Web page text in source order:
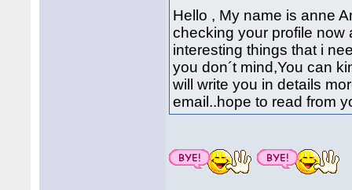
Hello , My name is anne
checking your profile now
interesting things that i
you don´t mind,You can
will write you in details
email..hope to read from